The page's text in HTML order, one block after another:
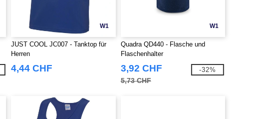
W1
JUST COOL JC007 - Tanktop für
Herren
4,44 CHF
W1
Quadra QD440 - Flasche und
Flaschenhalter
3,92 CHF
5,73 CHF
-32%